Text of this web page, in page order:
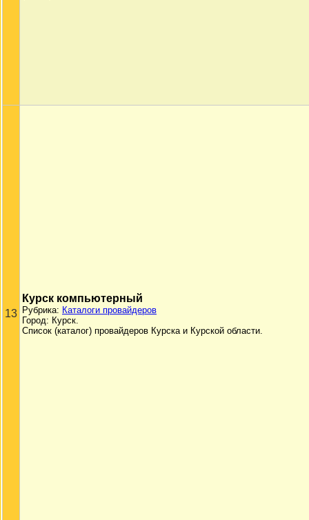
13
Курск компьютерный
Рубрика: Каталоги провайдеров
Город: Курск.
Список (каталог) провайдеров Курска и Курской области.